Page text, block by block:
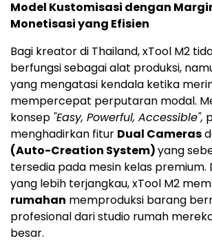
Model Kustomisasi dengan
Monetisasi yang Efisien
Bagi kreator di Thailand, xTool M2
berfungsi sebagai alat produksi,
yang mengatasi kendala ketika
mempercepat perputaran modal.
konsep "Easy, Powerful, Accessible",
menghadirkan fitur Dual Cameras
(Auto-Creation System)yang
tersedia pada mesin kelas premium.
yang lebih terjangkau, xTool M2
rumahan memproduksi barang
profesional dari studio rumah
besar.